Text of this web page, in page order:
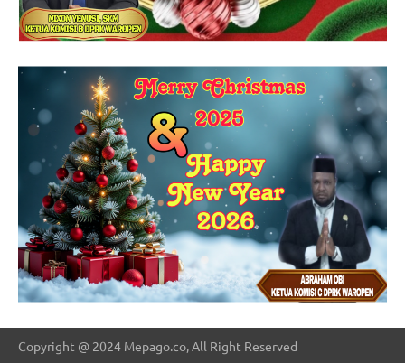
Copyright @ 2024 Mepago.co, All Right Reserved